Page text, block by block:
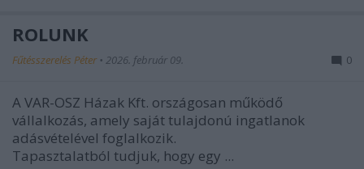
RÓLUNK
Fűtésszerelés Péter • 2026. február 09. 0
A VAR-OSZ Házak Kft. országosan működő
vállalkozás, amely saját tulajdonú ingatlanok
adásvételével foglalkozik.
Tapasztalatból tudjuk, hogy egy ...